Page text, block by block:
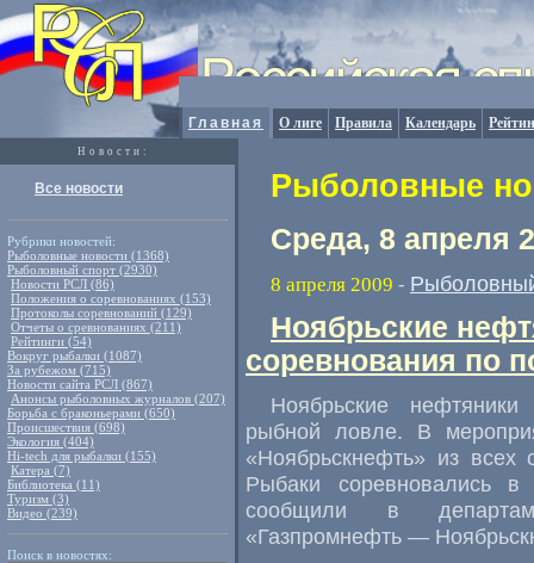
Главная О лиге Правила Календарь
Новости:
Все новости
Рубрики новостей:
Рыболовные новости (1368)
Рыболовный спорт (2930)
Новости РСЛ (86)
Положения о соревнованиях (153)
Протоколы соревнований (129)
Отчеты о сревнованиях (211)
Рейтинги (54)
Вокруг рыбалки (1087)
За рубежом (715)
Новости сайта РСЛ (867)
Анонсы рыболовных журналов (207)
Борьба с браконьерами (650)
Происшествия (698)
Экология (404)
Hi-tech для рыбалки (155)
Катера (7)
Библиотека (11)
Туризм (3)
Видео (239)
Поиск в новостях:
Рыболовные
Среда, 8 апреля
8 апреля 2009 -
Ноябрьские
соревнования по
Ноябрьские
рыбной ловле. В
«Ноябрьскнефть» из всех
Рыбаки соревновались в
сообщили в
«Газпромнефть —